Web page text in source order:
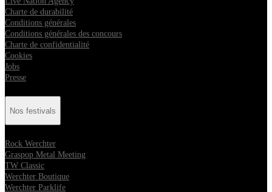
Charte de durabilité
Conditions générales
Conditions générales des concours
Charte de confidentialité
Cookies
Jobs
Presse
Nos festivals
Rock Werchter
Graspop Metal Meeting
TW Classic
Werchter Boutique
Werchter Parklife